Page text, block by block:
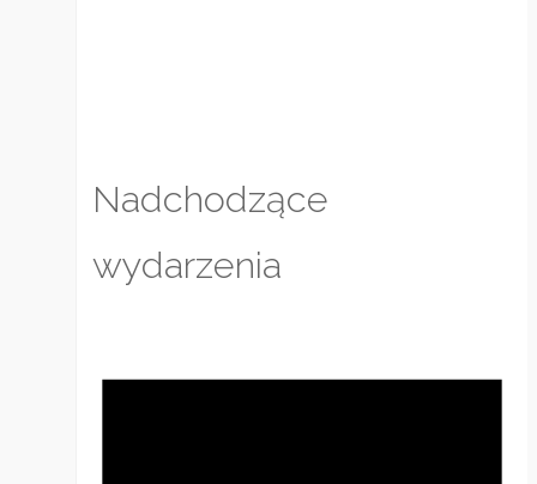
Nadchodzące
wydarzenia